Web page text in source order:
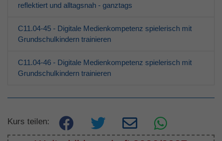
reflektiert und alltagsnah - ganztags
C11.04-45 - Digitale Medienkompetenz spielerisch mit
Grundschulkindern trainieren
C11.04-46 - Digitale Medienkompetenz spielerisch mit
Grundschulkindern trainieren
Kurs teilen: